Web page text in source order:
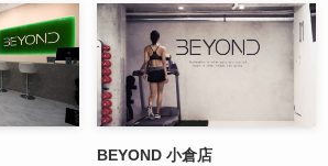
BEYOND 小倉店